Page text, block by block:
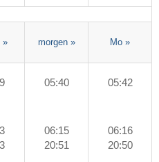
» morgen » Mo »
05:40 05:42
06:15
20:51
06:16
20:50